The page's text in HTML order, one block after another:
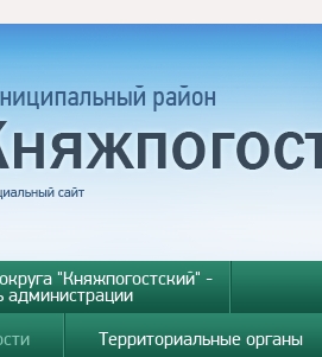
"Княжпогостский" -
администрации
Территориальные органы